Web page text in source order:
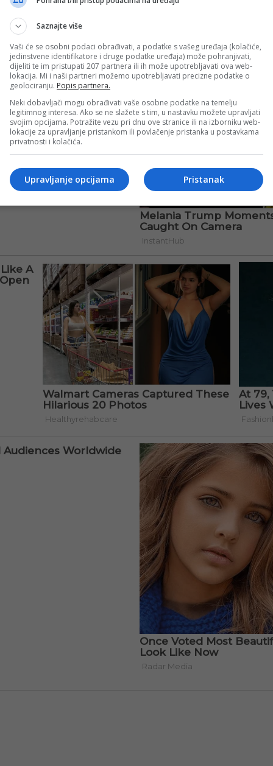
Saznajte više
Vaši će se osobni podaci obrađivati, a podatke s vašeg uređaja (kolačiće,
jedinstvene identifikatore i druge podatke uređaja) može pohranjivati,
dijeliti te im pristupati 207 partnera ili ih može upotrebljavati ova web-
lokacija. Mi i naši partneri možemo upotrebljavati precizne podatke o
geolociranju. Popis partnera.
Neki dobavljači mogu obrađivati vaše osobne podatke na temelju
legitimnog interesa. Ako se ne slažete s tim, u nastavku možete upravljati
svojim opcijama. Potražite vezu pri dnu ove stranice ili na izborniku web-
lokacije za upravljanje pristankom ili povlačenje pristanka u postavkama
privatnosti i kolačića.
Pristanak
Upravljanje opcijama